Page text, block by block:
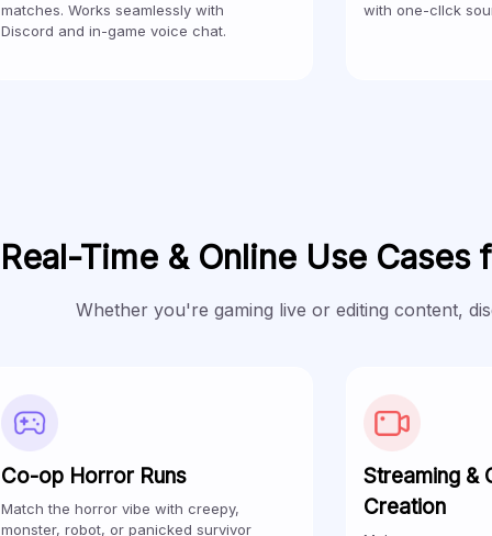
matches. Works seamlessly with
Discord and in-game voice chat.
with one-cllck
Real-Time & Online Use
Whether you're gaming live or editing content,
Co-op Horror Runs
Match the horror vibe with creepy,
monster, robot, or panicked survivor
Streaming &
Creation